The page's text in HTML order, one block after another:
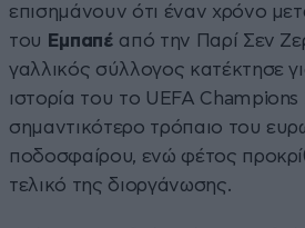
επισημάνουν ότι έναν χρόνο
του Εμπαπέ από την Παρί Σεν
γαλλικός σύλλογος κατέκτησε
ιστορία του το UEFA
σημαντικότερο τρόπαιο του
ποδοσφαίρου, ενώ φέτος
τελικό της διοργάνωσης.